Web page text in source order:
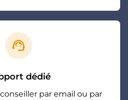
support_agent
dédié
par email ou par